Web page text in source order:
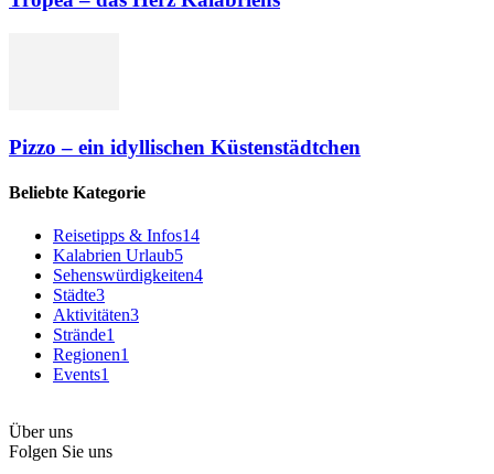
Pizzo – ein idyllischen Küstenstädtchen
Beliebte Kategorie
Reisetipps & Infos14
Kalabrien Urlaub5
Sehenswürdigkeiten4
Städte3
Aktivitäten3
Strände1
Regionen1
Events1
Über uns
Folgen Sie uns